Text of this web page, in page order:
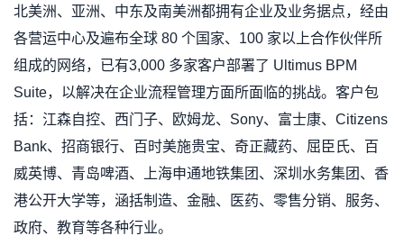
北美洲、亚洲、中东及南美洲都拥有企业及业务据点，经由
各营运中心及遍布全球 80 个国家、 100 家以上合作伙伴所
组成的网络，已有3,000 多家客户部署了 Ultimus BPM
Suite，以解决在企业流程管理方面所面临的挑战。客户包
括：江森自控、西门子、欧姆龙、 Sony、富士康、 Citizens
Bank、招商银行、百时美施贵宝、奇正藏药、屈臣氏、百
威英博、青岛啤酒、上海申通地铁集团、深圳水务集团、香
港公开大学等，涵括制造、金融、医药、零售分销、服务、
政府、教育等各种行业。